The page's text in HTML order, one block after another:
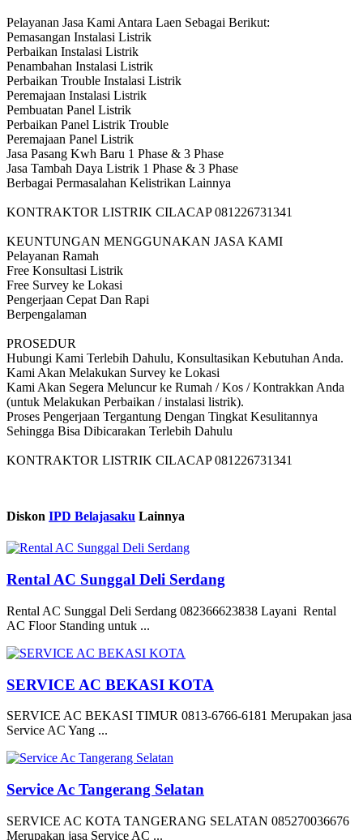
Pelayanan Jasa Kami Antara Laen Sebagai Berikut:
Pemasangan Instalasi Listrik
Perbaikan Instalasi Listrik
Penambahan Instalasi Listrik
Perbaikan Trouble Instalasi Listrik
Peremajaan Instalasi Listrik
Pembuatan Panel Listrik
Perbaikan Panel Listrik Trouble
Peremajaan Panel Listrik
Jasa Pasang Kwh Baru 1 Phase & 3 Phase
Jasa Tambah Daya Listrik 1 Phase & 3 Phase
Berbagai Permasalahan Kelistrikan Lainnya
KONTRAKTOR LISTRIK CILACAP 081226731341
KEUNTUNGAN MENGGUNAKAN JASA KAMI
Pelayanan Ramah
Free Konsultasi Listrik
Free Survey ke Lokasi
Pengerjaan Cepat Dan Rapi
Berpengalaman
PROSEDUR
Hubungi Kami Terlebih Dahulu, Konsultasikan Kebutuhan Anda.
Kami Akan Melakukan Survey ke Lokasi
Kami Akan Segera Meluncur ke Rumah / Kos / Kontrakkan Anda
(untuk Melakukan Perbaikan / instalasi listrik).
Proses Pengerjaan Tergantung Dengan Tingkat Kesulitannya
Sehingga Bisa Dibicarakan Terlebih Dahulu
KONTRAKTOR LISTRIK CILACAP 081226731341
Diskon IPD Belajasaku Lainnya
Rental AC Sunggal Deli Serdang
Rental AC Sunggal Deli Serdang 082366623838 Layani Rental
AC Floor Standing untuk ...
SERVICE AC BEKASI KOTA
SERVICE AC BEKASI TIMUR 0813-6766-6181 Merupakan jasa
Service AC Yang ...
Service Ac Tangerang Selatan
SERVICE AC KOTA TANGERANG SELATAN 085270036676
Merupakan jasa Service AC ...